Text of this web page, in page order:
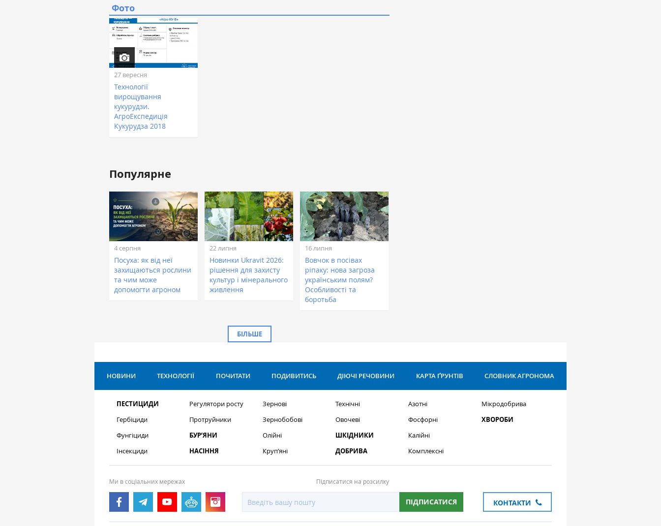
Фото
27 вересня
Технології
вирощування
кукурудзи.
АгроЕкспедиція
Кукурудза 2018
Популярне
4 серпня
Посуха: як від неї
захищаються рослини
та чим може
допомогти агроном
22 липня
Новинки Ukravit 2026:
рішення для захисту
культур і мінерального
живлення
16 липня
Вовчок в посівах
ріпаку: нова загроза
українським полям?
Особливості та
боротьба
БІЛЬШЕ
НОВИНИ ТЕХНОЛОГІЇ ПОЧИТАТИ ПОДИВИТИСЬ ДІЮЧІ РЕЧОВИНИ КАРТА ҐРУНТІВ СЛОВНИК АГРОНОМА
ПЕСТИЦИДИ
Гербіциди
Фунгіциди
Інсекциди
Регулятори росту
Протруйники
БУР’ЯНИ
НАСІННЯ
Зернові
Зернобобові
Олійні
Круп’яні
Технічні
Овочеві
ШКІДНИКИ
ДОБРИВА
Азотні
Фосфорні
Калійні
Комплексні
Мікродобрива
ХВОРОБИ
Ми в соціальних мережах Підписатися на розсилку
ПІДПИСАТИСЯ КОНТАКТИ